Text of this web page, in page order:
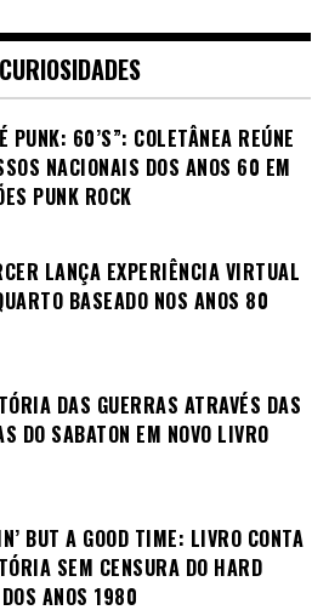
CURIOSIDADES
PUNK: 60’S”: COLETÂNEA REÚNE
NACIONAIS DOS ANOS 60 EM
PUNK ROCK
LANÇA EXPERIÊNCIA VIRTUAL
BASEADO NOS ANOS 80
DAS GUERRAS ATRAVÉS DAS
DO SABATON EM NOVO LIVRO
BUT A GOOD TIME: LIVRO CONTA
SEM CENSURA DO HARD
ANOS 1980